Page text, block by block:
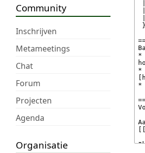
Community
Inschrijven
Metameetings
Chat
Forum
Projecten
Agenda
Organisatie